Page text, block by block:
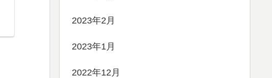
2023年2月
2023年1月
2022年12月